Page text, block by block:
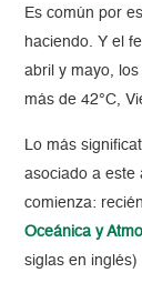
Es común por
haciendo. Y el
abril y mayo,
más de 42°C,
Lo más
asociado a este
comienza:
Oceánica y
siglas en